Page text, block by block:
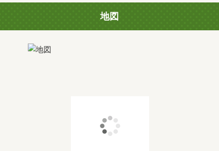
地図